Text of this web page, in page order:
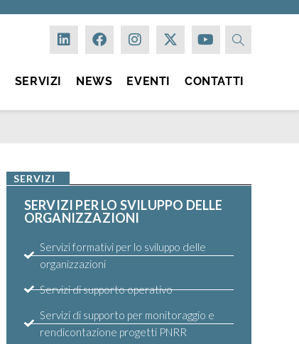
SERVIZI NEWS EVENTI CONTATTI
SERVIZI
SERVIZI PER LO SVILUPPO DELLE
ORGANIZZAZIONI
Servizi formativi per lo sviluppo delle
organizzazioni
Servizi di supporto operativo
Servizi di supporto per monitoraggio e
rendicontazione progetti PNRR